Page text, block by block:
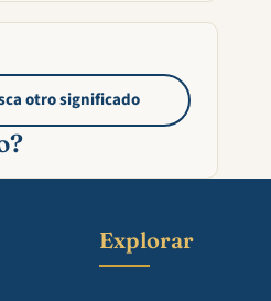
otro significado
Explorar